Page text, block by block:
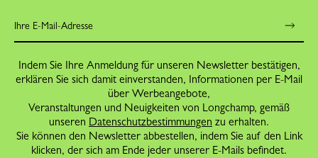
Indem Sie Ihre Anmeldung für unseren Newsletter bestätigen,
erklären Sie sich damit einverstanden, Informationen per E-Mail
über Werbeangebote,
Veranstaltungen und Neuigkeiten von Longchamp, gemäß
unseren Datenschutzbestimmungen zu erhalten.
Sie können den Newsletter abbestellen, indem Sie auf den Link
klicken, der sich am Ende jeder unserer E-Mails befindet.